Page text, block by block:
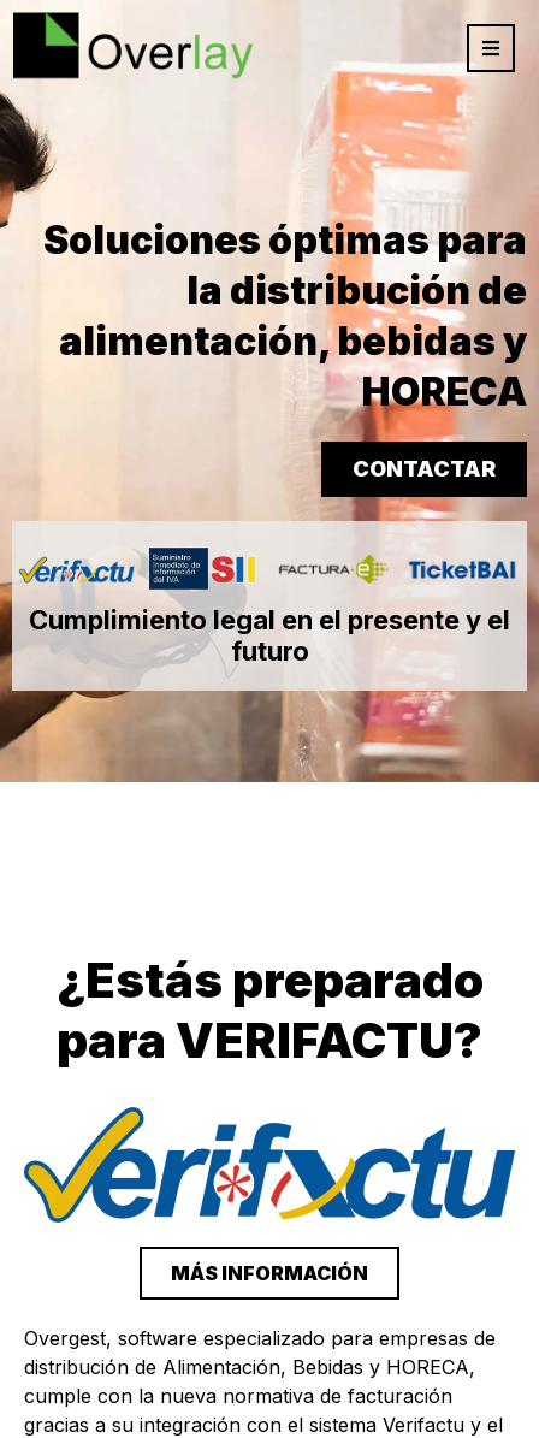
Soluciones óptimas para
la distribución de
alimentación, bebidas y
HORECA
CONTACTAR
Cumplimiento legal en el presente y el
futuro
¿Estás preparado
para VERIFACTU?
MÁS INFORMACIÓN
Overgest, software especializado para empresas de
distribución de Alimentación, Bebidas y HORECA,
cumple con la nueva normativa de facturación
gracias a su integración con el sistema Verifactu y el